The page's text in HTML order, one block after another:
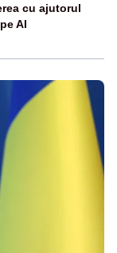
cu ajutorul
AI